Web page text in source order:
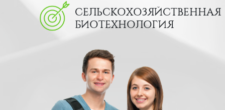
СЕЛЬСКОХОЗЯЙСТВЕННАЯ
БИОТЕХНОЛОГИЯ